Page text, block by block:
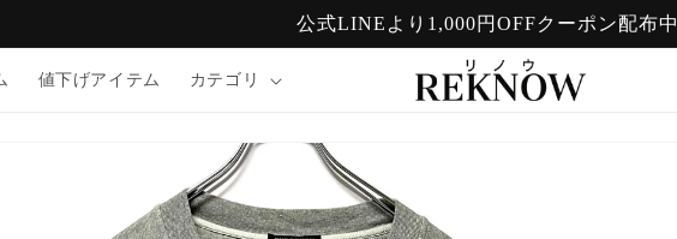
公式LINEより1,000円OFFクーポン配布中
値下げアイテム カテゴリ